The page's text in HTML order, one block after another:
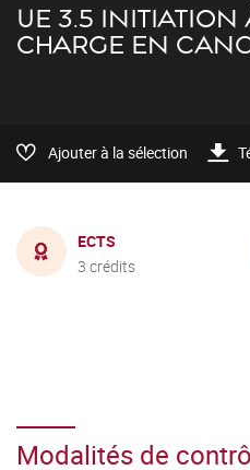
UE 3.5 INITIATION
CHARGE EN
Ajouter à la sélection
ECTS
3 crédits
Modalités de